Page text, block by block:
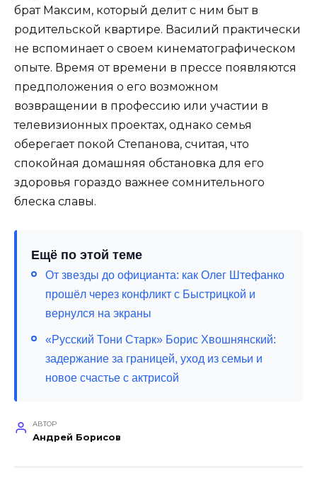
брат Максим, который делит с ним быт в
родительской квартире. Василий практически
не вспоминает о своем кинематографическом
опыте. Время от времени в прессе появляются
предположения о его возможном
возвращении в профессию или участии в
телевизионных проектах, однако семья
оберегает покой Степанова, считая, что
спокойная домашняя обстановка для его
здоровья гораздо важнее сомнительного
блеска славы.
Ещё по этой теме
От звезды до официанта: как Олег Штефанко
прошёл через конфликт с Быстрицкой и
вернулся на экраны
«Русский Тони Старк» Борис Хвошнянский:
задержание за границей, уход из семьи и
новое счастье с актрисой
АВТОР
Андрей Борисов